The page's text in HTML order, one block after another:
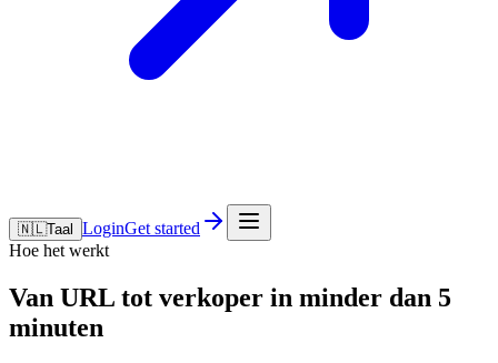
🇳🇱Taal LoginGet started
Hoe het werkt
Van URL tot verkoper in minder dan 5
minuten